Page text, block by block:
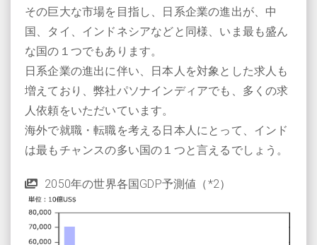
その巨大な市場を目指し、日系企業の進出が、中
国、タイ、インドネシアなどと同様、いま最も盛ん
な国の１つでもあります。
日系企業の進出に伴い、日本人を対象とした求人も
増えており、弊社パソナインディアでも、多くの求
人依頼をいただいています。
海外で就職・転職を考える日本人にとって、インド
は最もチャンスの多い国の１つと言えるでしょう。
2050年の世界各国GDP予測値（*2）